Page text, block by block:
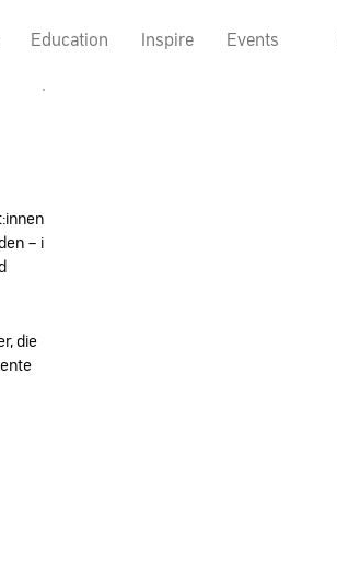
Education Inspire Events
– in
die